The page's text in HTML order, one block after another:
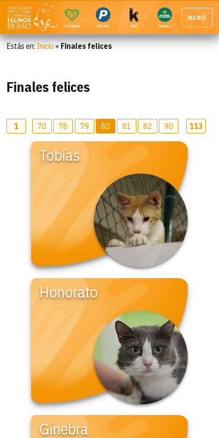
TEAMING PAYPAL BBK RURAL
MENÚ
Estás en: Inicio » Finales felices
Finales felices
1 70 78 79 80 81 82 90 113
Tobías
Honorato
Ginebra